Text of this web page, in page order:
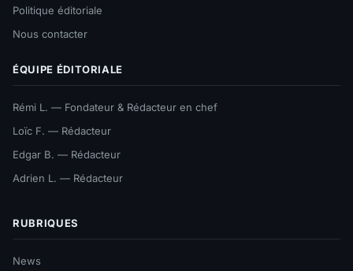
Politique éditoriale
Nous contacter
ÉQUIPE ÉDITORIALE
Rémi L. — Fondateur & Rédacteur en chef
Loïc F. — Rédacteur
Edgar B. — Rédacteur
Adrien L. — Rédacteur
RUBRIQUES
News